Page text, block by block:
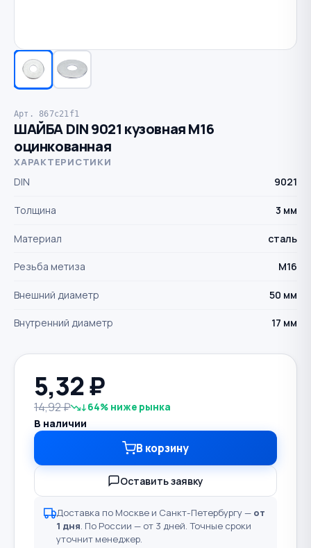
Арт. 867c21f1
ШАЙБА DIN 9021 кузовная M16
оцинкованная
ХАРАКТЕРИСТИКИ
DIN 9021
Толщина 3 мм
Материал сталь
Резьба метиза М16
Внешний диаметр 50 мм
Внутренний диаметр 17 мм
5,32₽
14,92 ₽ ↓64% ниже рынка
В наличии
В корзину
Оставить заявку
Доставка по Москве и Санкт-Петербургу — от
1 дня . По России — от 3 дней. Точные сроки
уточнит менеджер.